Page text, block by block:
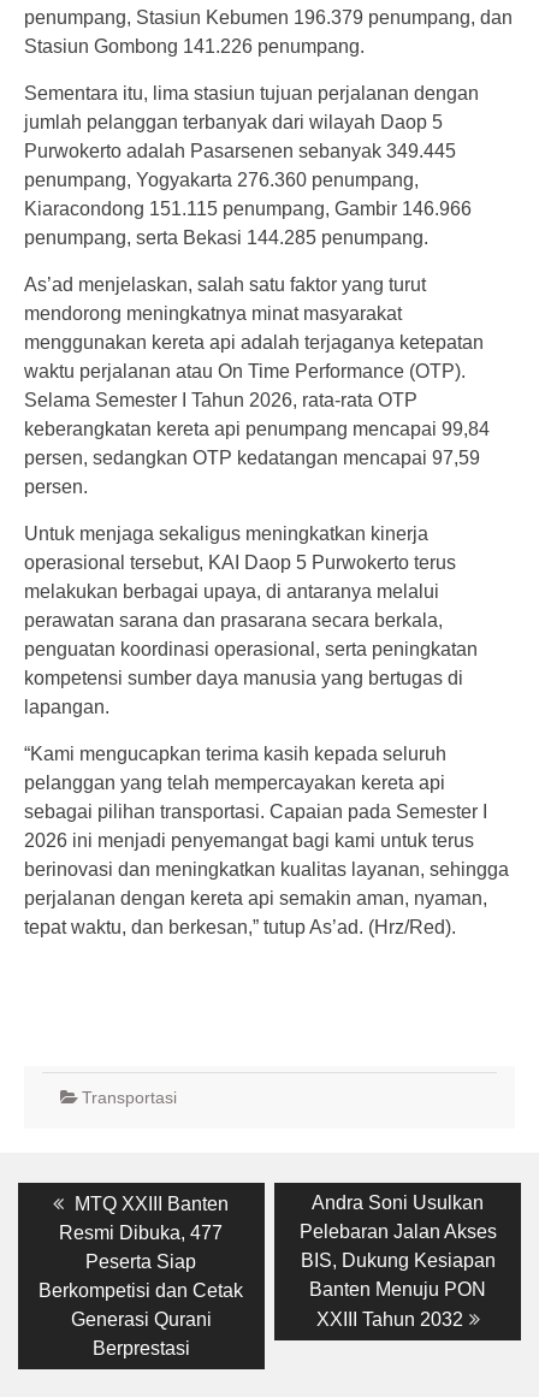
penumpang, Stasiun Kebumen 196.379 penumpang, dan
Stasiun Gombong 141.226 penumpang.
Sementara itu, lima stasiun tujuan perjalanan dengan
jumlah pelanggan terbanyak dari wilayah Daop 5
Purwokerto adalah Pasarsenen sebanyak 349.445
penumpang, Yogyakarta 276.360 penumpang,
Kiaracondong 151.115 penumpang, Gambir 146.966
penumpang, serta Bekasi 144.285 penumpang.
As’ad menjelaskan, salah satu faktor yang turut
mendorong meningkatnya minat masyarakat
menggunakan kereta api adalah terjaganya ketepatan
waktu perjalanan atau On Time Performance (OTP).
Selama Semester I Tahun 2026, rata-rata OTP
keberangkatan kereta api penumpang mencapai 99,84
persen, sedangkan OTP kedatangan mencapai 97,59
persen.
Untuk menjaga sekaligus meningkatkan kinerja
operasional tersebut, KAI Daop 5 Purwokerto terus
melakukan berbagai upaya, di antaranya melalui
perawatan sarana dan prasarana secara berkala,
penguatan koordinasi operasional, serta peningkatan
kompetensi sumber daya manusia yang bertugas di
lapangan.
“Kami mengucapkan terima kasih kepada seluruh
pelanggan yang telah mempercayakan kereta api
sebagai pilihan transportasi. Capaian pada Semester I
2026 ini menjadi penyemangat bagi kami untuk terus
berinovasi dan meningkatkan kualitas layanan, sehingga
perjalanan dengan kereta api semakin aman, nyaman,
tepat waktu, dan berkesan,” tutup As’ad. (Hrz/Red).
Transportasi
Post
navigation
Previous
post:
MTQ XXIII Banten
Resmi Dibuka, 477
Peserta Siap
Berkompetisi dan Cetak
Generasi Qurani
Berprestasi
Next
post:
Andra Soni Usulkan
Pelebaran Jalan Akses
BIS, Dukung Kesiapan
Banten Menuju PON
XXIII Tahun 2032